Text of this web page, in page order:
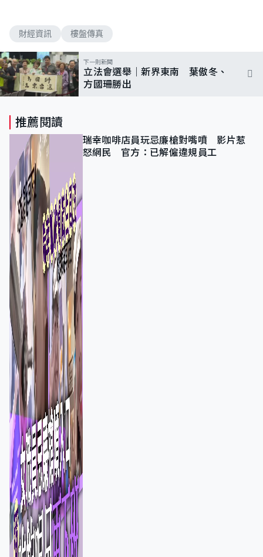
財經資訊 樓盤傳真
下一則新聞
立法會選舉｜新界東南 葉傲冬、
方國珊勝出
推薦閱讀
瑞幸咖啡店員玩忌廉槍對嘴噴 影片惹
怒網民 官方：已解僱違規員工